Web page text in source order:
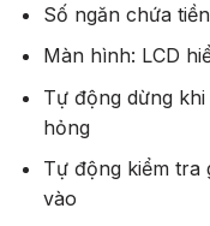
Số ngăn chứa
Màn hình: LCD
Tự động dừng
hỏng
Tự động kiểm tra
vào